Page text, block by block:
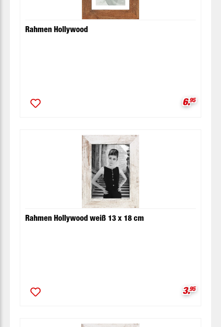
Rahmen Hollywood
6.95
Rahmen Hollywood weiß 13 x 18 cm
3.95